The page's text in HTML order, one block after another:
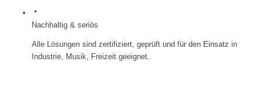
Nachhaltig & seriös
Alle Lösungen sind zertifiziert, geprüft und für den Einsatz in
Industrie, Musik, Freizeit geeignet.